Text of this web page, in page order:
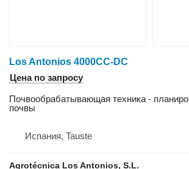
Los Antonios 4000CC-DC
Цена по запросу
Почвообрабатывающая техника -
почвы
Испания, Tauste
Agrotécnica Los Antonios, S.L.